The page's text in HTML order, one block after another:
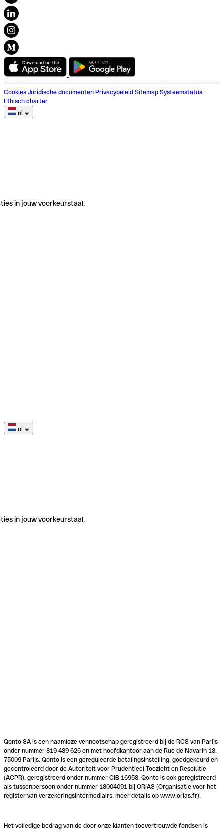
Cookies Juridische documenten Privacybeleid Sitemap Systeemstatus
Ethisch charter
nl
in jouw voorkeurstaal.
nl
in jouw voorkeurstaal.
Qonto SA is een naamloze vennootschap geregistreerd bij de RCS van Parijs
onder nummer 819 489 626 en met hoofdkantoor aan de Rue de Navarin 18,
75009 Parijs. Qonto is een gereguleerde betalingsinstelling, goedgekeurd en
gecontroleerd door de Autoriteit voor Prudentieel Toezicht en Resolutie
(ACPR), geregistreerd onder nummer CIB 16958. Qonto is ook geregistreerd
als tussenpersoon onder nummer 18004091 bij ORIAS (Organisatie voor het
register van verzekeringsintermediairs, meer details op www.orias.fr).
Het volledige bedrag van de door onze klanten toevertrouwde fondsen is